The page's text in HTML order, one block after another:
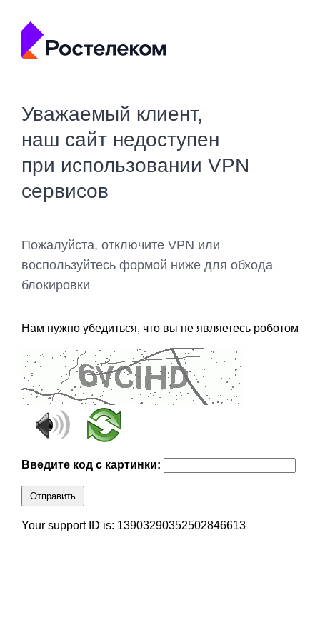
Уважаемый клиент,
наш сайт недоступен
при использовании VPN
сервисов
Пожалуйста, отключите VPN или
воспользуйтесь формой ниже для обхода
блокировки
Нам нужно убедиться, что вы не являетесь роботом
Введите код с картинки:
Отправить
Your support ID is: 13903290352502846613